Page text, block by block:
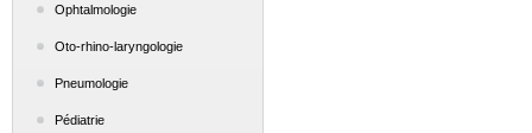
Ophtalmologie
Oto-rhino-laryngologie
Pneumologie
Pédiatrie